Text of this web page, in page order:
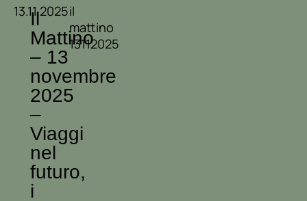
13.11.2025
Il
Mattino
– 13
novembre
2025
–
Viaggi
nel
futuro,
i
il
mattino
13112025